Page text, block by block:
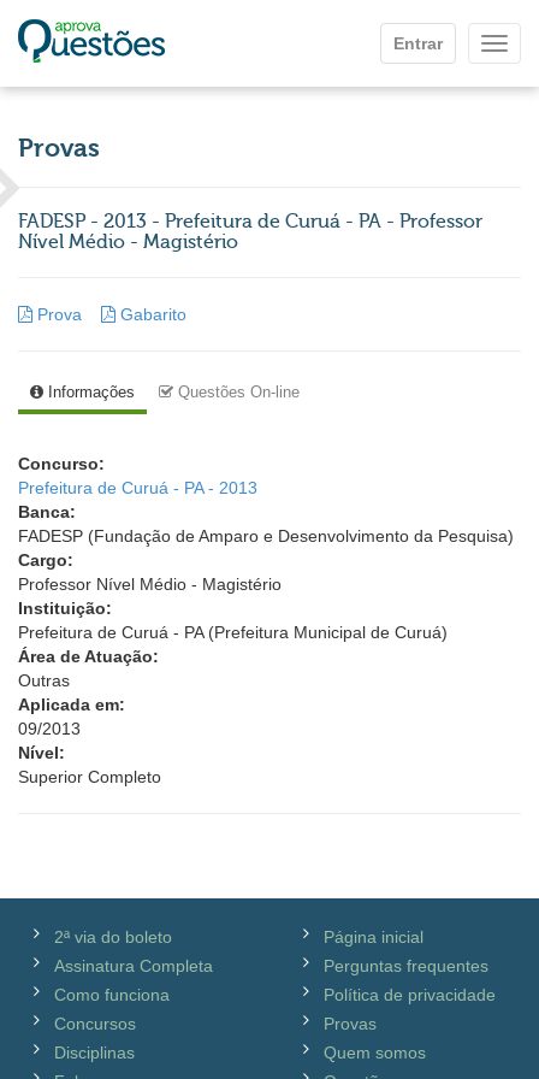
Entrar
Provas
FADESP - 2013 - Prefeitura de Curuá - PA - Professor
Nível Médio - Magistério
Prova Gabarito
Informações Questões On-line
Concurso:
Prefeitura de Curuá - PA - 2013
Banca:
FADESP (Fundação de Amparo e Desenvolvimento da Pesquisa)
Cargo:
Professor Nível Médio - Magistério
Instituição:
Prefeitura de Curuá - PA (Prefeitura Municipal de Curuá)
Área de Atuação:
Outras
Aplicada em:
09/2013
Nível:
Superior Completo
2ª via do boleto
Assinatura Completa
Como funciona
Concursos
Disciplinas
Página inicial
Perguntas frequentes
Política de privacidade
Provas
Quem somos